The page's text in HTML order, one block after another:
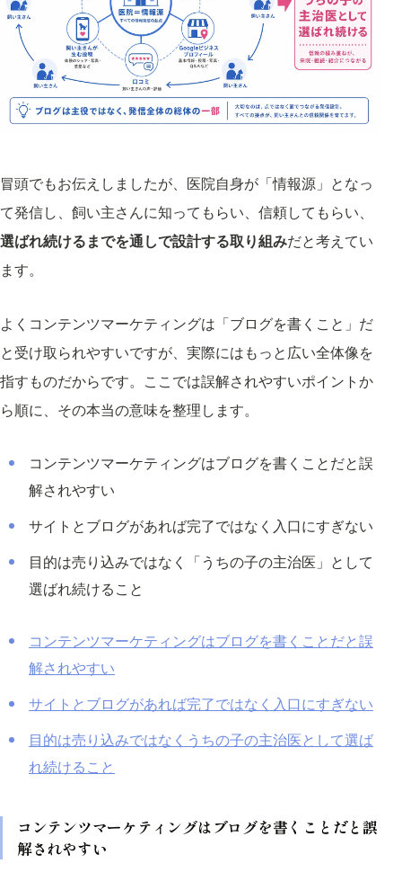
冒頭でもお伝えしましたが、医院自身が「情報源」となっ
て発信し、飼い主さんに知ってもらい、信頼してもらい、
選ばれ続けるまでを通しで設計する取り組みだと考えてい
ます。
よくコンテンツマーケティングは「ブログを書くこと」だ
と受け取られやすいですが、実際にはもっと広い全体像を
指すものだからです。ここでは誤解されやすいポイントか
ら順に、その本当の意味を整理します。
コンテンツマーケティングはブログを書くことだと誤
解されやすい
サイトとブログがあれば完了ではなく入口にすぎない
目的は売り込みではなく「うちの子の主治医」として
選ばれ続けること
コンテンツマーケティングはブログを書くことだと誤
解されやすい
サイトとブログがあれば完了ではなく入口にすぎない
目的は売り込みではなくうちの子の主治医として選ば
れ続けること
コンテンツマーケティングはブログを書くことだと誤
解されやすい